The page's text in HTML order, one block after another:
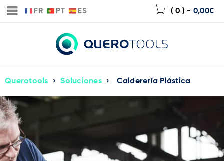
FR PT ES ( 0 ) - 0,00€
Querotools › Soluciones › Calderería Plástica